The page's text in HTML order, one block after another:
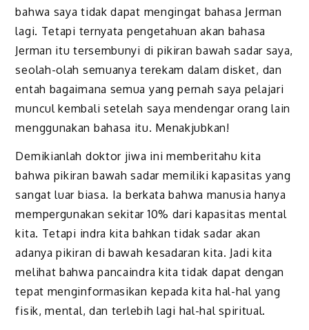
bahwa saya tidak dapat mengingat bahasa Jerman
lagi. Tetapi ternyata pengetahuan akan bahasa
Jerman itu tersembunyi di pikiran bawah sadar saya,
seolah-olah semuanya terekam dalam disket, dan
entah bagaimana semua yang pernah saya pelajari
muncul kembali setelah saya mendengar orang lain
menggunakan bahasa itu. Menakjubkan!
Demikianlah doktor jiwa ini memberitahu kita
bahwa pikiran bawah sadar memiliki kapasitas yang
sangat luar biasa. Ia berkata bahwa manusia hanya
mempergunakan sekitar 10% dari kapasitas mental
kita. Tetapi indra kita bahkan tidak sadar akan
adanya pikiran di bawah kesadaran kita. Jadi kita
melihat bahwa pancaindra kita tidak dapat dengan
tepat menginformasikan kepada kita hal-hal yang
fisik, mental, dan terlebih lagi hal-hal spiritual.